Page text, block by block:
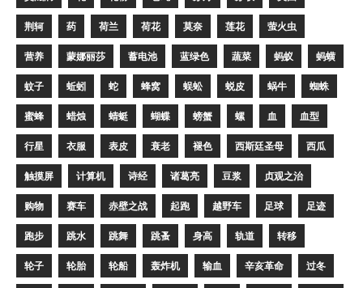
荆轲 药 荷兰 荷花 莫奈 莲花 萤火虫
营养 蒙娜丽莎 蓄电池 蓝绿色 蔬菜 蚂蚁 蚂蟥
蚊子 蚯蚓 蛇 蜂窝 蜈蚣 蜕皮 蜗牛 蜘蛛
蜜蜂 蜡烛 蜻蜓 蝴蝶 螃蟹 螺 血 血型
行星 衣服 表皮 衰老 褪色 西斯廷圣母 西瓜
触摸屏 计算机 诗经 诸葛亮 豆浆 贞观之治
购物 赛车 赤壁之战 起跑 越野车 足球 足迹
跑步 跳水 跳舞 跳蚤 身高 轨道 转移
轮子 轮胎 轮船 轰炸机 输血 辛亥革命 过冬